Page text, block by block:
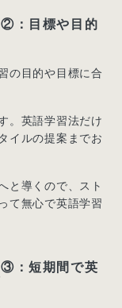
②：目標や目的
の目的や目標に合
。英語学習法だけ
イルの提案までお
と導くので、スト
て無心で英語学習
③：短期間で英